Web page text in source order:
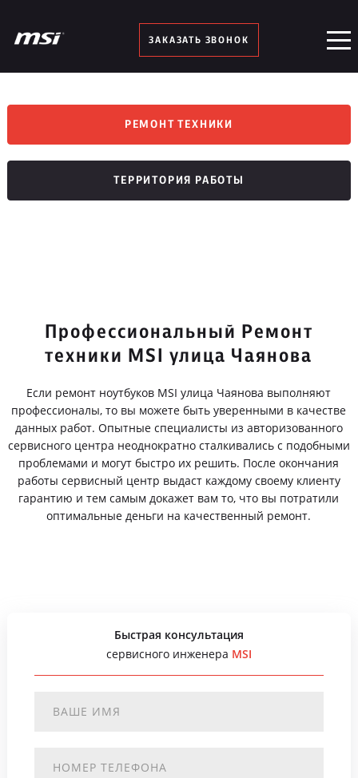
ЗАКАЗАТЬ ЗВОНОК
РЕМОНТ ТЕХНИКИ
ТЕРРИТОРИЯ РАБОТЫ
Профессиональный Ремонт
техники MSI улица Чаянова
Если ремонт ноутбуков MSI улица Чаянова выполняют
профессионалы, то вы можете быть уверенными в качестве
данных работ. Опытные специалисты из авторизованного
сервисного центра неоднократно сталкивались с подобными
проблемами и могут быстро их решить. После окончания
работы сервисный центр выдаст каждому своему клиенту
гарантию и тем самым докажет вам то, что вы потратили
оптимальные деньги на качественный ремонт.
Быстрая консультация
сервисного инженера MSI